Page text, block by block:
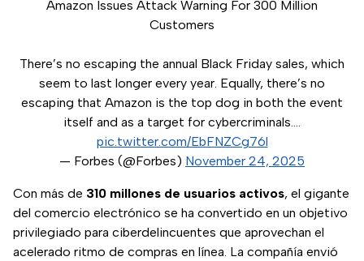
Amazon Issues Attack Warning For 300 Million
Customers
There’s no escaping the annual Black Friday sales, which
seem to last longer every year. Equally, there’s no
escaping that Amazon is the top dog in both the event
itself and as a target for cybercriminals.…
pic.twitter.com/EbFNZCg76l
— Forbes (@Forbes) November 24, 2025
Con más de 310 millones de usuarios activos, el gigante
del comercio electrónico se ha convertido en un objetivo
privilegiado para ciberdelincuentes que aprovechan el
acelerado ritmo de compras en línea. La compañía envió